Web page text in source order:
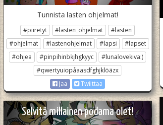
Tunnista lasten ohjelmat!
#piiretyt #lasten_ohjelmat
#lasten
#ohjelmat
#lastenohjelmat #lapsi
#lapset
#ohjea
#pinpihinbkjhgkyyc
#lunalovekiva:)
#qwertyuiopåaasdfghjklöäzx
Jaa
Twiittaa
Selvitä millainen podama olet!